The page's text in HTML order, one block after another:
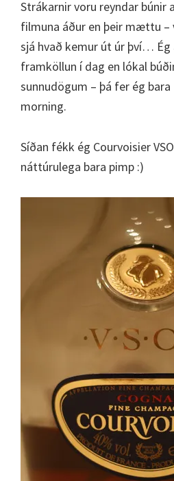
Strákarnir voru reyndar búnir
filmuna áður en þeir mættu –
sjá hvað kemur út úr því…
framköllun í dag en lókal
sunnudögum – þá fer ég
morning.
Síðan fékk ég Courvoisier
náttúrulega bara pimp :)